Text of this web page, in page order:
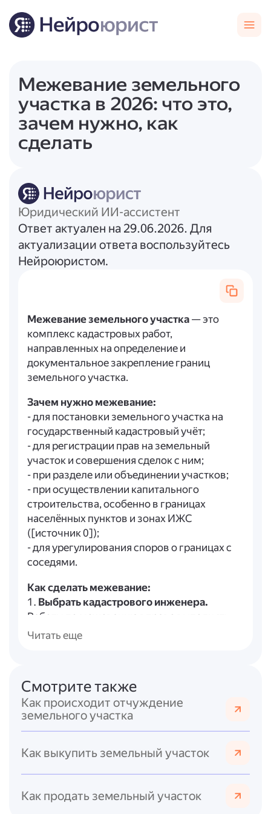
Межевание земельного
участка в 2026: что это,
зачем нужно, как
сделать
Юридический ИИ-ассистент
Ответ актуален на 29.06.2026. Для
актуализации ответа воспользуйтесь
Нейроюристом.
Межевание земельного участка— это
комплекс кадастровых работ,
направленных на определение и
документальное закрепление границ
земельного участка.
Зачем нужно межевание:
- для постановки земельного участка на
государственный кадастровый учёт;
- для регистрации прав на земельный
участок и совершения сделок с ним;
- при разделе или объединении участков;
- при осуществлении капитального
строительства, особенно в границах
населённых пунктов и зонах ИЖС
([источник 0]);
- для урегулирования споров о границах с
соседями.
Как сделать межевание:
1. Выбрать кадастрового инженера.
Работы по межеванию вправе выполнять
только квалифицированные кадастровые
2.Подготовить документы.
правоустанавливающие документы на
участок, выписка из ЕГРН, паспорт
собственника и т. д.
3.
Заключить договор с кадастровым
инженером.
В договоре прописываются
объём работ, сроки и стоимость.
4. Провести кадастровые работы.
Инженер выезжает на место, проводит
Читать еще
Смотрите также
Как происходит отчуждение
земельного участка
Как выкупить земельный участок
Как продать земельный участок